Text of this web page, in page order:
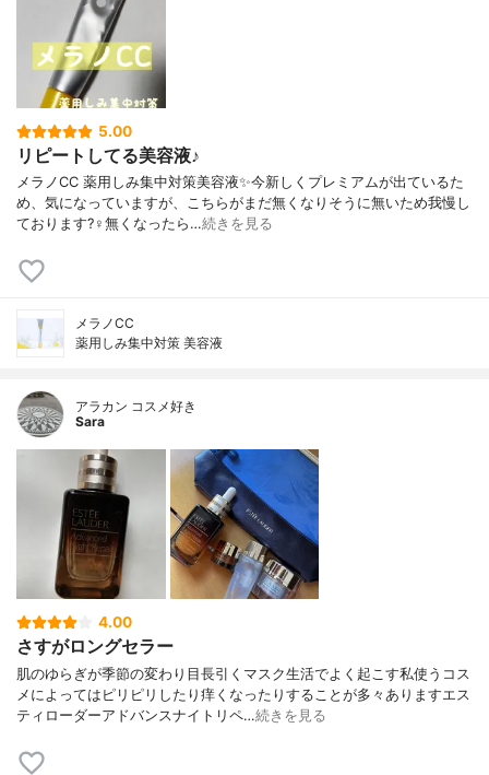
5.00
リピートしてる美容液♪
メラノCC 薬用しみ集中対策美容液✨今新しくプレミアムが出ているた
め、気になっていますが、こちらがまだ無くなりそうに無いため我慢し
ております?‍♀️無くなったら…続きを見る
メラノCC
薬用しみ集中対策 美容液
アラカン コスメ好き
Sara
4.00
さすがロングセラー
肌のゆらぎが季節の変わり目長引くマスク生活でよく起こす私使うコス
メによってはピリピリしたり痒くなったりすることが多々ありますエス
ティローダーアドバンスナイトリペ…続きを見る